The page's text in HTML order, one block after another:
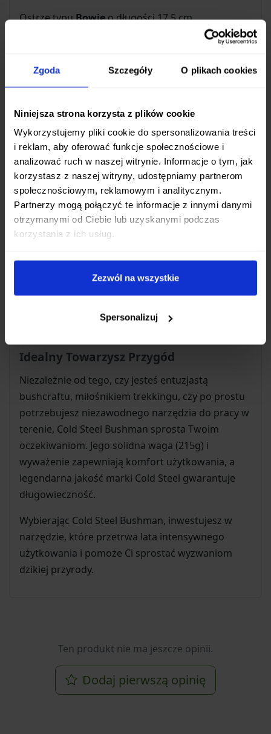
Zgoda Szczegóły O plikach cookies
Niniejsza strona korzysta z plików cookie
Wykorzystujemy pliki cookie do spersonalizowania treści
i reklam, aby oferować funkcje społecznościowe i
analizować ruch w naszej witrynie. Informacje o tym, jak
korzystasz z naszej witryny, udostępniamy partnerom
społecznościowym, reklamowym i analitycznym.
Partnerzy mogą połączyć te informacje z innymi danymi
otrzymanymi od Ciebie lub uzyskanymi podczas
korzystania z ich usług.
Zezwól na wszystkie
Spersonalizuj
Ostrze typuBowieo długości 17.5 cm
charakteryzuje się imponującym kształtem, który
precyzyjnym cięciu, jak i przy zadaniach
Wszechstronna Użyteczność
Cold Steel Bushman to więcej niż tylko nóż. Jego
pusta w środku, otwarta z tyłu rękojeść stanowi
genialne rozwiązanie, pozwalające naszybkie
przekształcenie noża we włócznię poprzez
nasadzenie go na odpowiednie drzewce. Ta
funkcja znacząco rozszerza jego zastosowanie w
Dodatkowo, w komplecie z nożem otrzymujesz
krzesiwo, co czyni go gotowym zestawem do
kluczowa umiejętność survivalowa.
Idealny Towarzysz Przygód
Niezależnie od tego, czy jesteś entuzjastą
bushcraftu, miłośnikiem trekkingu, czy po prostu
potrzebujesz niezawodnego narzędzia do pracy w
terenie, Cold Steel Bushman sprosta Twoim
oczekiwaniom. Jego solidna waga (215g) i
wyważenie zapewniają komfort użytkowania, a
legendarna jakość marki Cold Steel gwarantuje
długowieczność.
Wybierając Cold Steel Bushman, inwestujesz w
narzędzie, które przetrwa lata intensywnego
użytkowania i pomoże Ci sprostać wyzwaniom
dzikiej przyrody.
Ten produkt nie ma jeszcze opinii.
Dodaj pierwszą opinię